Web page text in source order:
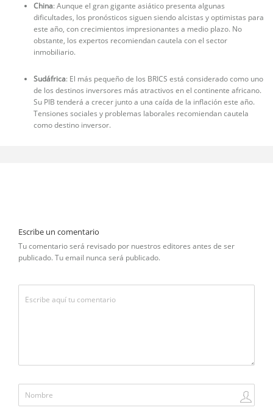
China: Aunque el gran gigante asiático presenta algunas
dificultades, los pronósticos siguen siendo alcistas y optimistas para
este año, con crecimientos impresionantes a medio plazo. No
obstante, los expertos recomiendan cautela con el sector
inmobiliario.
Sudáfrica: El más pequeño de los BRICS está considerado como uno
de los destinos inversores más atractivos en el continente africano.
Su PIB tenderá a crecer junto a una caída de la inflación este año.
Tensiones sociales y problemas laborales recomiendan cautela
como destino inversor.
Escribe un comentario
Tu comentario será revisado por nuestros editores antes de ser
publicado. Tu email nunca será publicado.